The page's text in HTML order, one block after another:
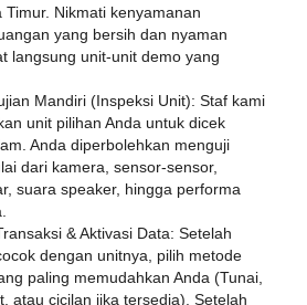
Timur. Nikmati kenyamanan
yang bersih dan nyaman
langsung unit-unit demo yang
Mandiri (Inspeksi Unit): Staf kami
unit pilihan Anda untuk dicek
Anda diperbolehkan menguji
dari kamera, sensor-sensor,
suara speaker, hingga performa
& Aktivasi Data: Setelah
dengan unitnya, pilih metode
paling memudahkan Anda (Tunai,
atau cicilan jika tersedia). Setelah